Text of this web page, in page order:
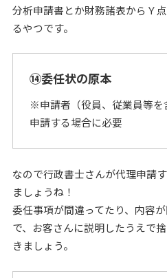
分析申請書とか財務諸表からＹ
るやつです。
⑭委任状の原本
※申請者（役員、従業員等を
申請する場合に必要
なので行政書士さんが代理申請
ましょうね！
委任事項が間違ってたり、内容
で、お客さんに説明したうえで
きましょう。